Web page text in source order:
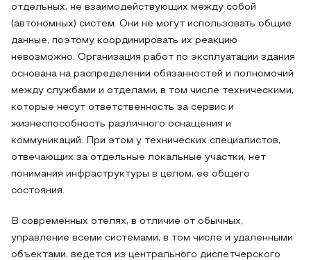
отдельных, не взаимодействующих между собой
(автономных) систем. Они не могут использовать общие
данные, поэтому координировать их реакцию
невозможно. Организация работ по эксплуатации здания
основана на распределении обязанностей и полномочий
между службами и отделами, в том числе техническими,
которые несут ответственность за сервис и
жизнеспособность различного оснащения и
коммуникаций. При этом у технических специалистов,
отвечающих за отдельные локальные участки, нет
понимания инфраструктуры в целом, ее общего
состояния.
В современных отелях, в отличие от обычных,
управление всеми системами, в том числе и удаленными
объектами, ведется из центрального диспетчерского